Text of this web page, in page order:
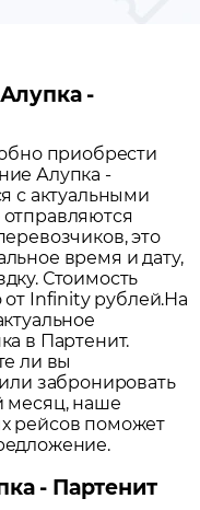
-
приобрести
Алупка -
с актуальными
это
время и дату,
Стоимость
от Infinity рублей.На
в Партенит.
ли вы
забронировать
месяц, наше
рейсов поможет
- Партенит